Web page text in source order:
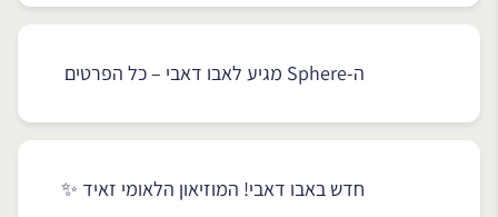
ה-Sphere מגיע לאבו דאבי – כל הפרטים
חדש באבו דאבי! המוזיאון הלאומי זאיד ✨